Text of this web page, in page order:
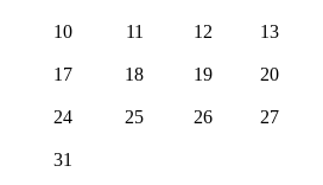
10 11 12 13
17 18 19 20
24 25 26 27
31